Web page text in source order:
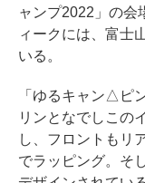
ャンプ2022」の会
ィークには、富士
いる。
「ゆるキャン△ピ
リンとなでしこの
し、フロントもリ
でラッピング。そ